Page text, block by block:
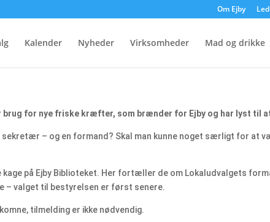
Om Ejby
Kalender Nyheder Virksomheder Mad og drikke
for nye friske kræfter, som brænder for Ejby og har lyst til
– og en formand? Skal man kunne noget særligt for at
på Ejby Biblioteket. Her fortæller de om Lokaludvalgets
– valget til bestyrelsen er først senere.
tilmelding er ikke nødvendig.